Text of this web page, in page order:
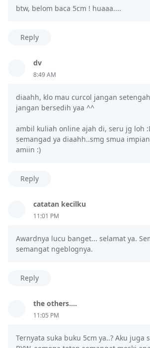
btw, belom baca 5cm ! huaaa....
Reply
dv
8:49 AM
diaahh, klo mau curcol jangan
jangan bersedih yaa ^^
ambil kuliah online ajah di, seru jg loh
semangad ya diaahh..smg smua
amiin :)
Reply
catatan kecilku
11:01 PM
Awardnya lucu banget... selamat ya.
semangat ngeblognya.
Reply
the others....
11:05 PM
Ternyata suka buku 5cm ya..? Aku juga